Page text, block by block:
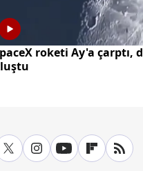
roketi Ay'a çarptı,